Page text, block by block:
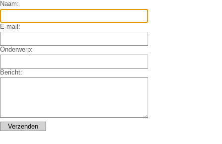
Naam:
E-mail:
Onderwerp:
Bericht: